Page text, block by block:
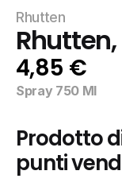
Rhutten
Rhutten,
4,85 €
Spray 750 Ml
Prodotto
punti